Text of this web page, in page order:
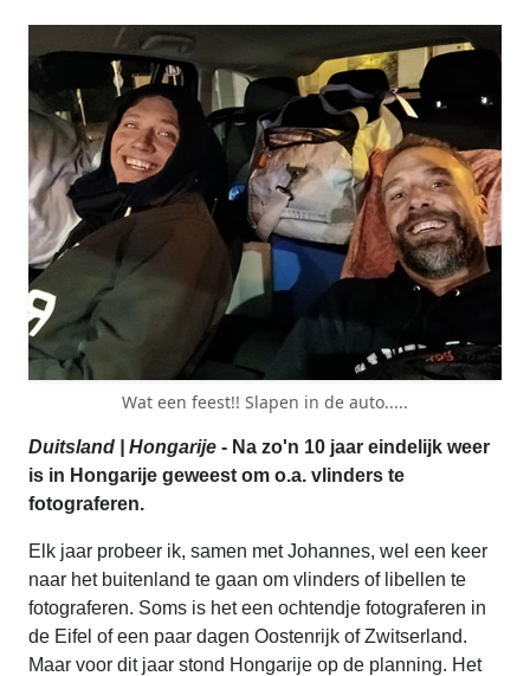
Wat een feest!! Slapen in de auto.....
Duitsland | Hongarije - Na zo'n 10 jaar eindelijk weer
is in Hongarije geweest om o.a. vlinders te
fotograferen.
Elk jaar probeer ik, samen met Johannes, wel een keer
naar het buitenland te gaan om vlinders of libellen te
fotograferen. Soms is het een ochtendje fotograferen in
de Eifel of een paar dagen Oostenrijk of Zwitserland.
Maar voor dit jaar stond Hongarije op de planning. Het